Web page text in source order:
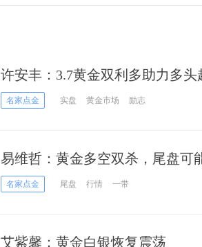
许安丰：3.7黄金双利多助力多
期落幕
名家点金 实盘 黄金市场 励志
易维哲：黄金多空双杀，尾盘可
名家点金 尾盘 行情 一带
艾紫馨：黄金白银恢复震